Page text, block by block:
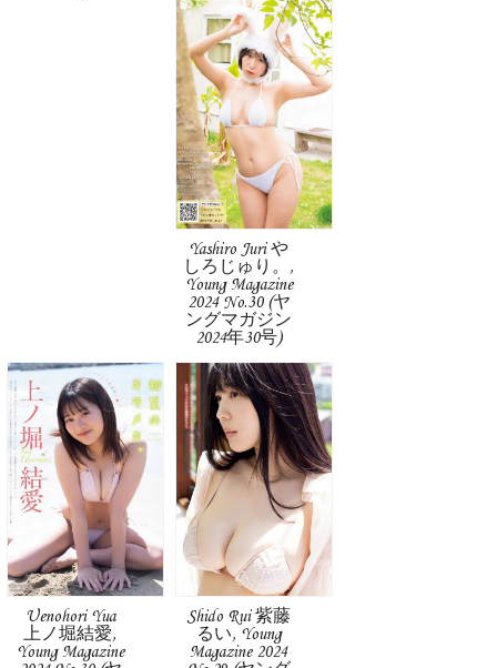
Yashiro Juri や
しろじゅり。,
Young Magazine
2024 No.30 (ヤ
ングマガジン
2024年30号)
Uenohori Yua
上ノ堀結愛,
Young Magazine
Shido Rui 紫藤
るい, Young
Magazine 2024